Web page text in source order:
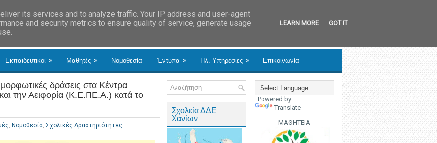
Εκπαιδευτικοί » Μαθητές » Νομοθεσία Έντυπα » Ηλ. Υπηρεσίες » Επικοινωνία
δράσεις στα Κέντρα
την Αειφορία (Κ.Ε.ΠΕ.Α.) κατά το
, Νομοθεσία, Σχολικές Δραστηριότητες
Σχολεία ΔΔΕ
Χανίων
Powered by
Translate
ΜΑΘΗΤΕΙΑ
its services and to analyze traffic. Your IP address and user-agent
and security metrics to ensure quality of service, generate usage
LEARN MORE GOT IT